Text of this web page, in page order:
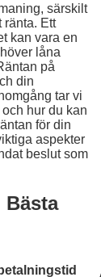
särskilt
ränta. Ett
kan vara en
låna
på
din
tar vi
hur du kan
för din
aspekter
beslut som
Bästa